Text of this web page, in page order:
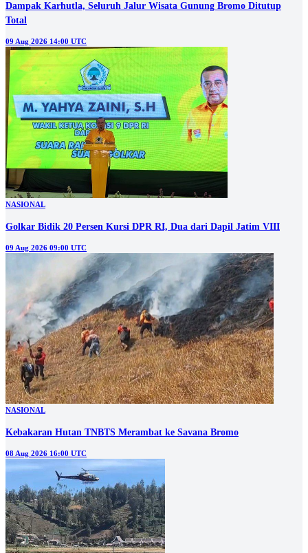
Dampak Karhutla, Seluruh Jalur Wisata Gunung Bromo Ditutup
Total
09 Aug 2026 14:00 UTC
NASIONAL
Golkar Bidik 20 Persen Kursi DPR RI, Dua dari Dapil Jatim VIII
09 Aug 2026 09:00 UTC
NASIONAL
Kebakaran Hutan TNBTS Merambat ke Savana Bromo
08 Aug 2026 16:00 UTC